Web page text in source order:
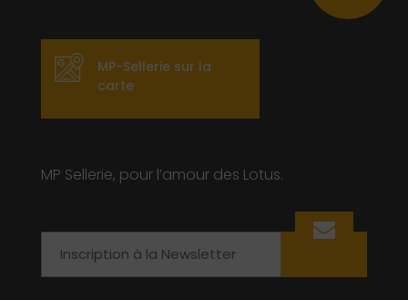
MP-Sellerie sur la
carte
MP Sellerie, pour l’amour des Lotus.